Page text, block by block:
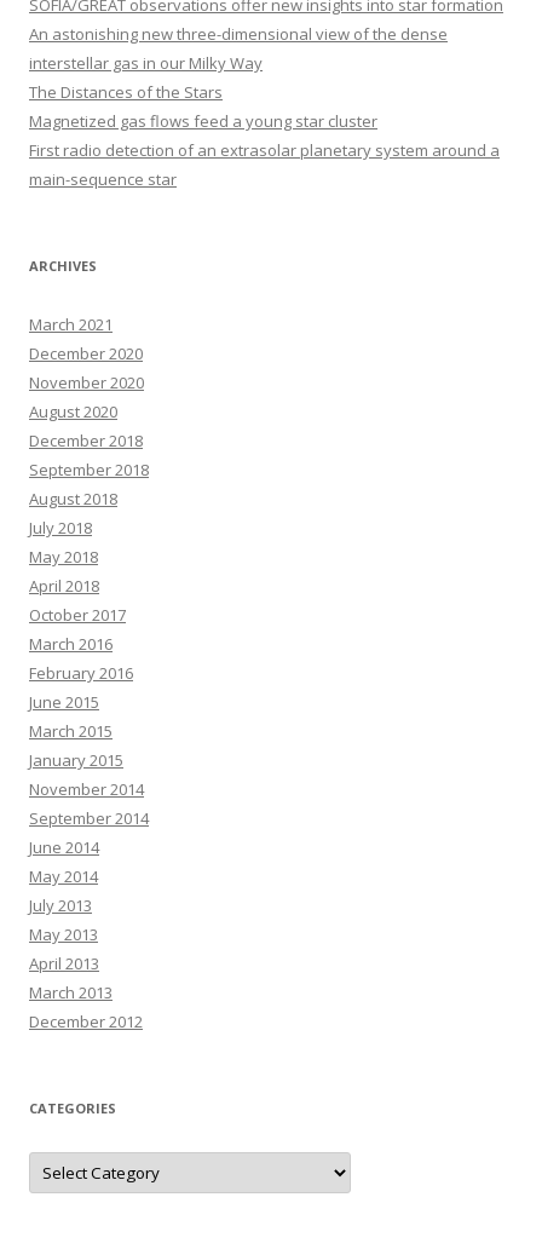
f
o
r
:
SOFIA/GREAT observations offer new insights into star formation
An astonishing new three-dimensional view of the dense
interstellar gas in our Milky Way
The Distances of the Stars
Magnetized gas flows feed a young star cluster
First radio detection of an extrasolar planetary system around a
main-sequence star
ARCHIVES
March 2021
December 2020
November 2020
August 2020
December 2018
September 2018
August 2018
July 2018
May 2018
April 2018
October 2017
March 2016
February 2016
June 2015
March 2015
January 2015
November 2014
September 2014
June 2014
May 2014
July 2013
May 2013
April 2013
March 2013
December 2012
CATEGORIES
C
t